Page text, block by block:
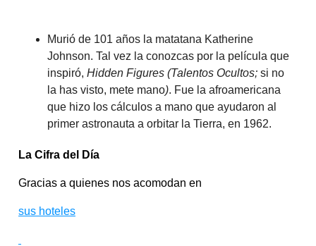
Murió de 101 años la matatana Katherine
Johnson. Tal vez la conozcas por la película que
inspiró, Hidden Figures (Talentos Ocultos; si no
la has visto, mete mano). Fue la afroamericana
que hizo los cálculos a mano que ayudaron al
primer astronauta a orbitar la Tierra, en 1962.
La Cifra del Día
Gracias a quienes nos acomodan en
sus hoteles